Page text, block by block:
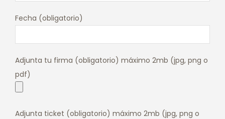
Fecha (obligatorio)
Adjunta tu firma (obligatorio) máximo 2mb (jpg, png o
pdf)
Adjunta ticket (obligatorio) máximo 2mb (jpg, png o